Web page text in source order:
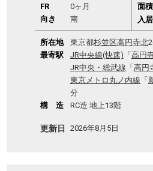
FR
0ヶ月
向き
南
面積
入
所在地 東京都杉並区高円寺北
最寄駅
JR中央線(快速) 「 高円
JR中央・総武線 「 高円
東京メトロ丸ノ内線 「
分
構 造
RC造 地上13階
更新日 2026年8月5日